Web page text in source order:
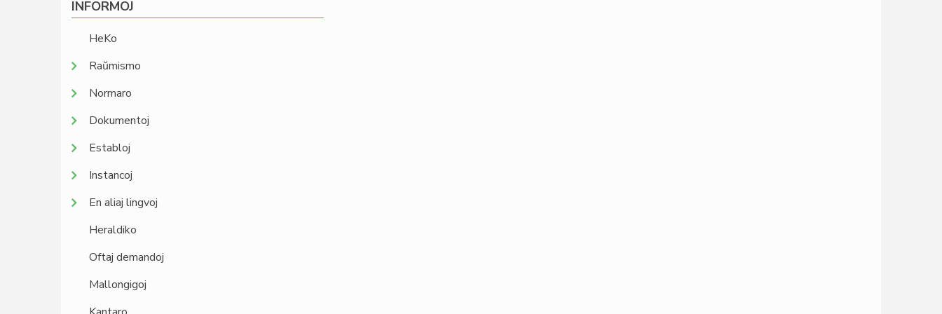
INFORMOJ
HeKo
Raŭmismo
Normaro
Dokumentoj
Establoj
Instancoj
En aliaj lingvoj
Heraldiko
Oftaj demandoj
Mallongigoj